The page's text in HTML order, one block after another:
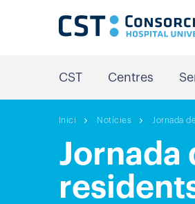
CST Centres
Inici Notícies Jornada
Jornada